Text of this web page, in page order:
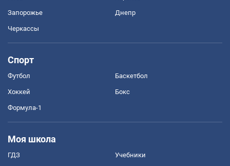
Запорожье Днепр
Черкассы
Спорт
Футбол Баскетбол
Хоккей Бокс
Формула-1
Моя школа
ГДЗ Учебники